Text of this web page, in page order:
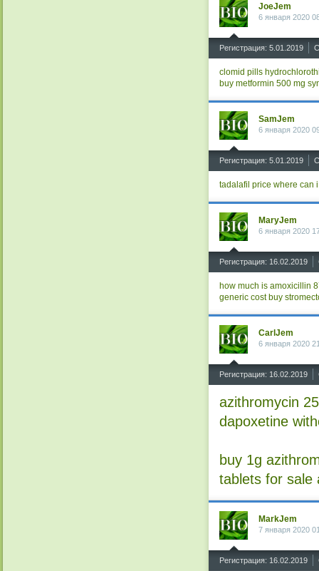
JoeJem
6 января 2020
Регистрация: 5.01.2019
clomid pills
buy metformin 500 mg
SamJem
6 января 2020
Регистрация: 5.01.2019
tadalafil price where can
MaryJem
6 января 2020
Регистрация: 16.02.2019
how much is amoxicillin
generic cost buy
CarlJem
6 января 2020
Регистрация: 16.02.2019
azithromycin
dapoxetine
buy 1g
tablets for sale
MarkJem
7 января 2020
Регистрация: 16.02.2019